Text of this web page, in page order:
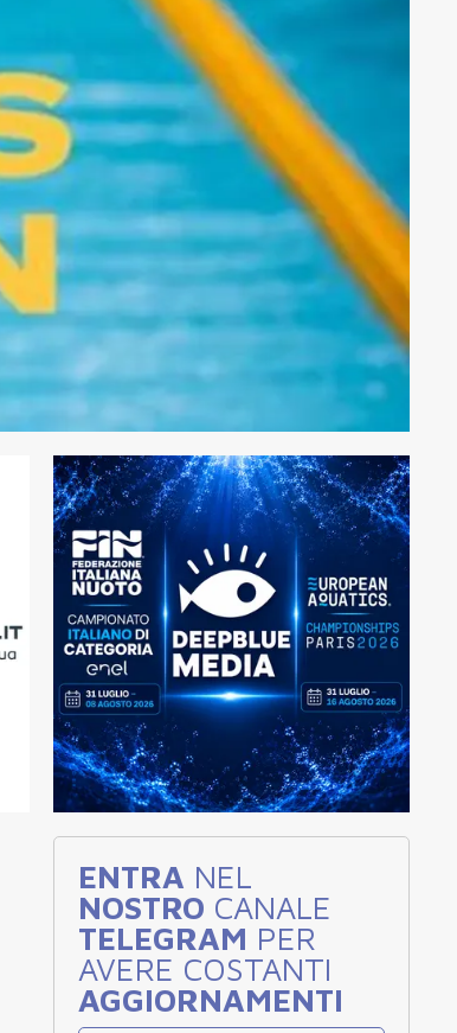
ENTRA NEL
NOSTRO CANALE
TELEGRAM PER
AVERE COSTANTI
AGGIORNAMENTI